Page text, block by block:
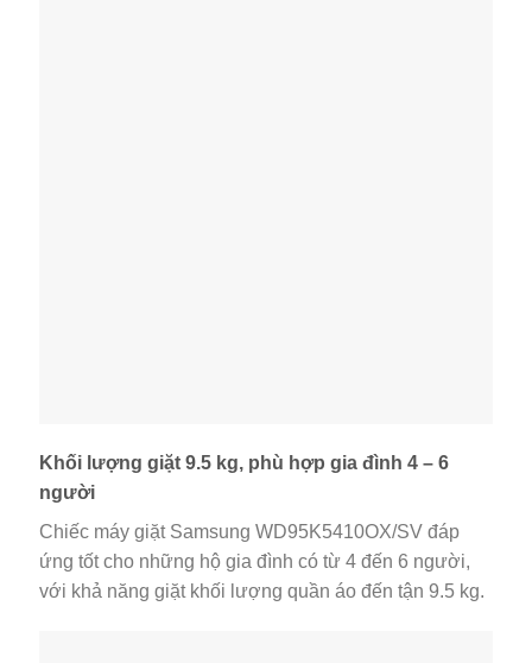
Khối lượng giặt 9.5 kg, phù hợp gia đình 4 – 6
người
Chiếc máy giặt Samsung WD95K5410OX/SV đáp
ứng tốt cho những hộ gia đình có từ 4 đến 6 người,
với khả năng giặt khối lượng quần áo đến tận 9.5 kg.